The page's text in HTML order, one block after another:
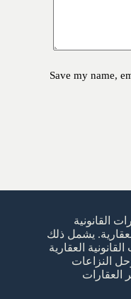
Save my name,
القانونية
يشمل ذلك
العقارية
النزاعات
العقارات